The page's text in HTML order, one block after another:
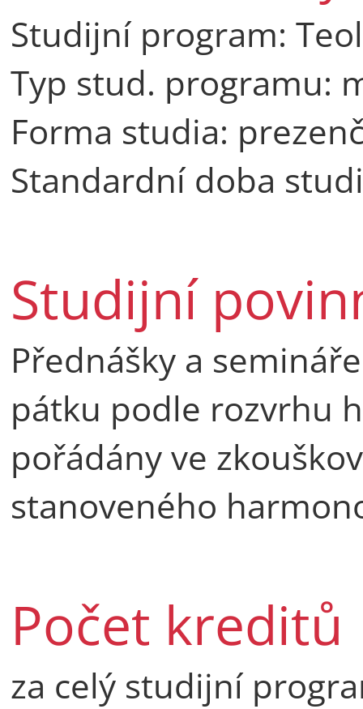
Studijní program:
Typ stud. programu:
Forma studia:
Standardní doba
Studijní
Přednášky a
pátku podle rozvrhu
pořádány ve
stanoveného
Počet kreditů
za celý studijní